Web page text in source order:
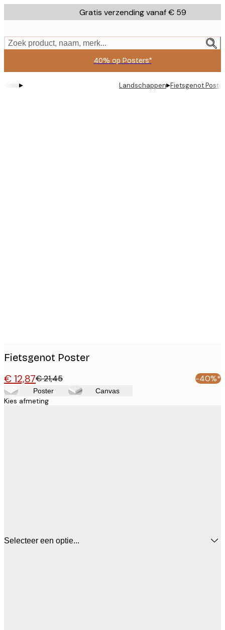
to
content.
Gratis verzending vanaf € 59
Zoek product, naam, merk...
40% op Posters*
▸ Landschappen▸Fietsgenot Poster
Fietsgenot Poster
€ 12,87€ 21,45 -40%*
Poster Canvas
Kies afmeting
Selecteer een optie...